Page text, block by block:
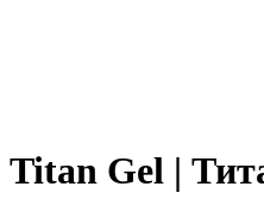
Titan Gel |